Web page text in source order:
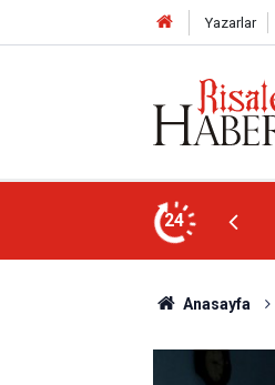
Yazarlar
24
Anasayfa